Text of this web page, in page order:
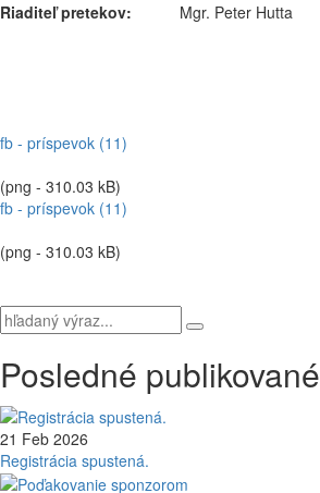
Riaditeľ pretekov: Mgr. Peter Hutta
fb - príspevok (11)
(png - 310.03 kB)
fb - príspevok (11)
(png - 310.03 kB)
Posledné publikované
21 Feb 2026
Registrácia spustená.